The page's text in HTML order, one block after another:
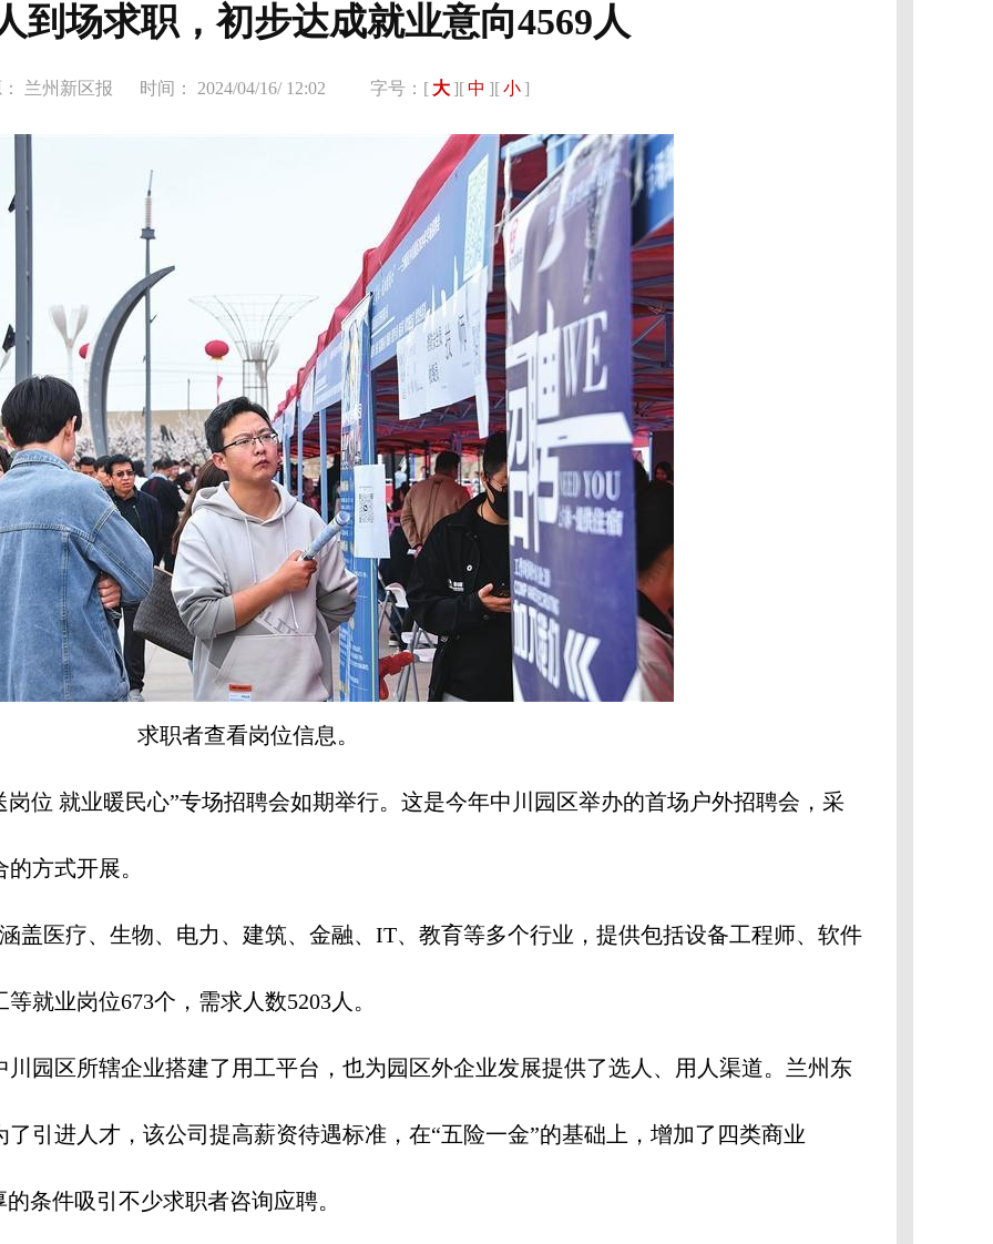
到场求职，初步达成就业意向4569人
兰州新区报 时间： 2024/04/16/ 12:02 字号：[ 大 ][中 ][小 ]
求职者查看岗位信息。
就业暖民心”专场招聘会如期举行。这是今年中川园区举办的首场户外招聘会，采
方式开展。
医疗、生物、电力、建筑、金融、IT、教育等多个行业，提供包括设备工程师、软件
就业岗位673个，需求人数5203人。
区所辖企业搭建了用工平台，也为园区外企业发展提供了选人、用人渠道。兰州东
引进人才，该公司提高薪资待遇标准，在“五险一金”的基础上，增加了四类商业
条件吸引不少求职者咨询应聘。